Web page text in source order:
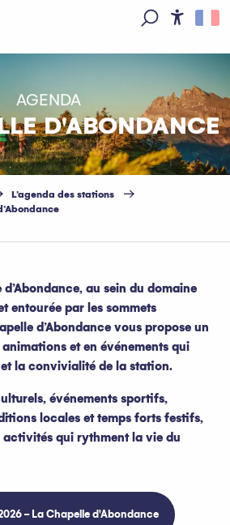
AGENDA
D'ABONDANCE
L’agenda des stations
au sein du domaine
entourée par les sommets
d’Abondance vous propose un
et en événements qui
la convivialité de la station.
événements sportifs,
locales et temps forts festifs,
activités qui rythment la vie du
- La Chapelle d'Abondance